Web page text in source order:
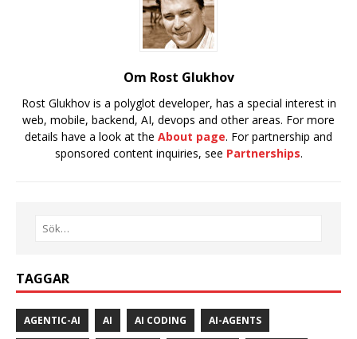
Om Rost Glukhov
Rost Glukhov is a polyglot developer, has a special interest in
web, mobile, backend, AI, devops and other areas. For more
details have a look at the About page. For partnership and
sponsored content inquiries, see Partnerships.
TAGGAR
AGENTIC-AI AI AI CODING AI-AGENTS